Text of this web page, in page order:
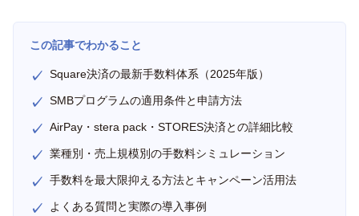
この記事でわかること
Square決済の最新手数料体系（2025年版）
SMBプログラムの適用条件と申請方法
AirPay・stera pack・STORES決済との詳細比較
業種別・売上規模別の手数料シミュレーション
手数料を最大限抑える方法とキャンペーン活用法
よくある質問と実際の導入事例